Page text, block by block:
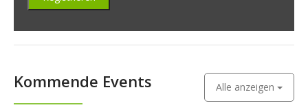
Kommende Events Alle anzeigen